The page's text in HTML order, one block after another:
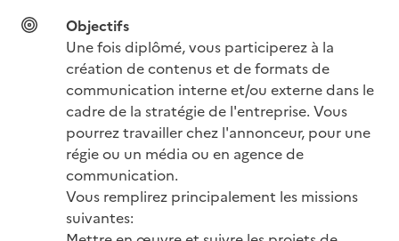
Objectifs
Une fois diplômé, vous participerez à la
création de contenus et de formats de
communication interne et/ou externe dans le
cadre de la stratégie de l'entreprise. Vous
pourrez travailler chez l'annonceur, pour une
régie ou un média ou en agence de
communication.
Vous remplirez principalement les missions
suivantes: